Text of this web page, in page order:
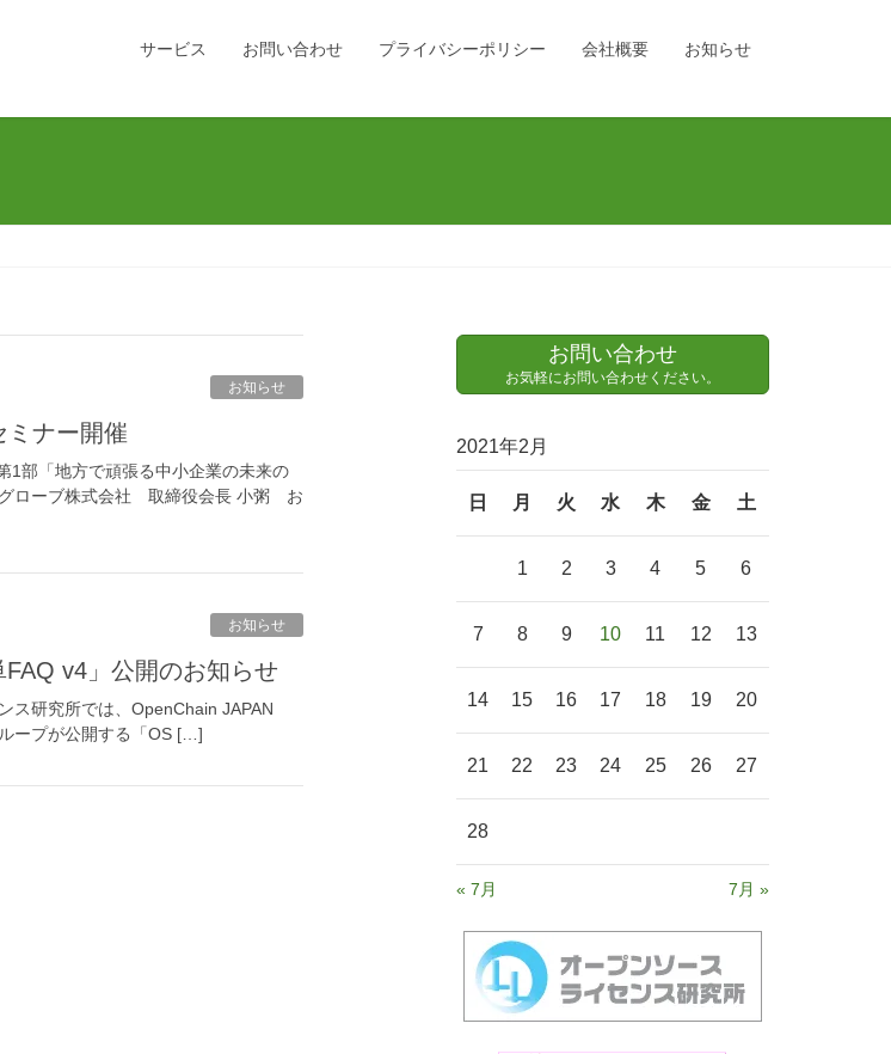
サービス お問い合わせ プライバシーポリシー 会社概要 お知らせ
お知らせ
ミナー開催
1部「地方で頑張る中小企業の未来の
グローブ株式会社 取締役会長 小粥 お
お知らせ
FAQ v4」公開のお知らせ
ス研究所では、OpenChain JAPAN
ープが公開する「OS […]
お問い合わせ
お気軽にお問い合わせください。
2021年2月
日 月 火 水 木 金 土
1 2 3 4 5 6
7 8 9 10 11 12 13
14 15 16 17 18 19 20
21 22 23 24 25 26 27
28
« 7月 7月 »